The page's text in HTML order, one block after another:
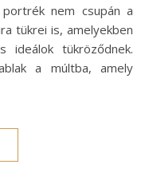
nem csupán a
tükrei is, amelyekben
ideálok tükröződnek.
a múltba, amely